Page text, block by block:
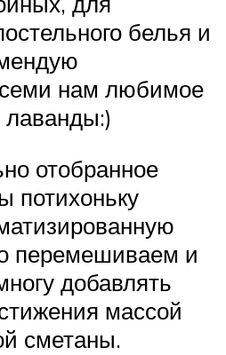
белья и
нам любимое
отобранное
потихоньку
перемешиваем и
добавлять
массой
сметаны.